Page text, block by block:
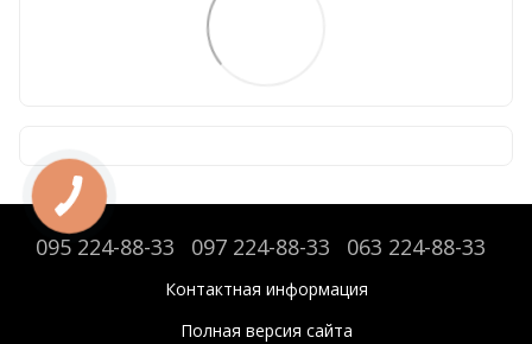
095 224-88-33 097 224-88-33 063 224-88-33
Контактная информация
Полная версия сайта